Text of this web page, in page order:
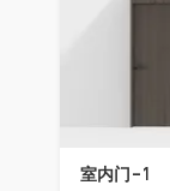
室内门-1